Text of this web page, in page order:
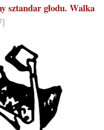
sztandar głodu. Walka